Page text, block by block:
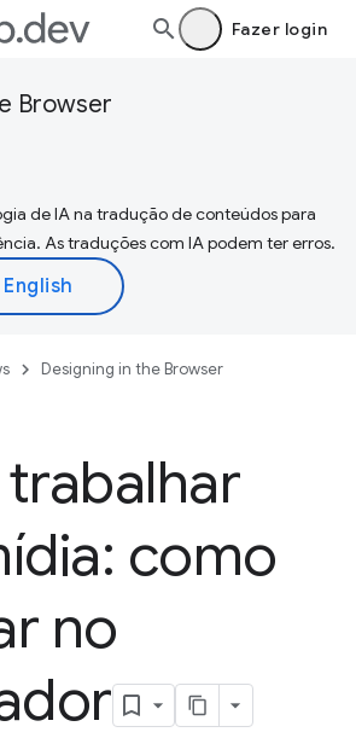
Fazer login
Browser
de IA na tradução de conteúdos para
As traduções com IA podem ter erros.
Designing in the Browser
como
no